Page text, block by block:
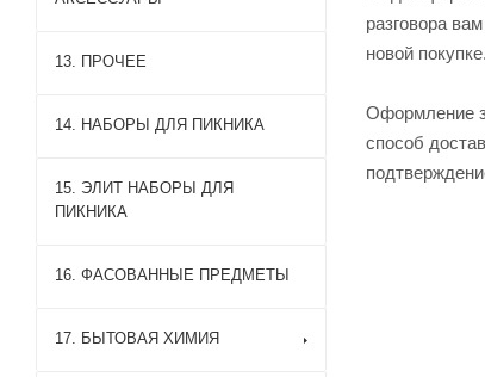
разговора
новой покупке.
Оформление
способ
13. ПРОЧЕЕ
14. НАБОРЫ ДЛЯ ПИКНИКА
15. ЭЛИТ НАБОРЫ ДЛЯ
ПИКНИКА
16. ФАСОВАННЫЕ ПРЕДМЕТЫ
17. БЫТОВАЯ ХИМИЯ